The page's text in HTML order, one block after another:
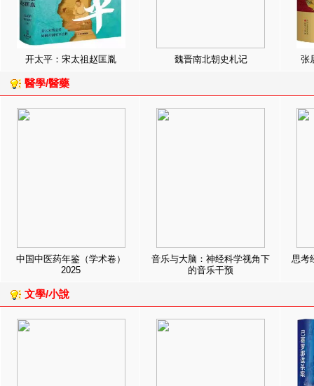
开太平：宋太祖赵匡胤 魏晋南北朝史札记 张
醫學/醫藥
中国中医药年鉴（学术卷）
2025
音乐与大脑：神经科学视角下
的音乐干预
思考
文學/小說